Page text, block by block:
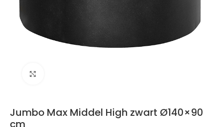
Jumbo Max Middel High zwart Ø140×90
cm